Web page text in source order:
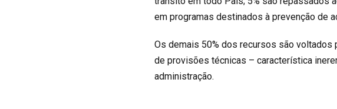
em programas destinados à prevenção de
Os demais 50% dos recursos são
de provisões técnicas – característica
administração.